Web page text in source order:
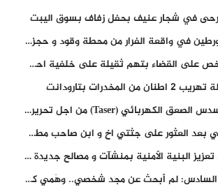
توقيف المتورطين في واقعة الفرار من محطة وقود و حجز السيارة
احالة 25 شخص على القضاء بتهم ثقيلة على خلفية احداث المناطق الشمالية
المخدرات بتارودانت
استعمال مسدس الصعق الكهربائي (Taser) من اجل تحرير شابة محتجزة
استنفار امني بعد العثور على جثتي اخ و ابن صاحب مطعم اسماك مشهور بطنجة
عيد العرش.. تعزيز البنية الأمنية بمنشآت و مصالح جديدة بكل من الحسيمة – فاس و الناظور
الملك محمد السادس: لم أبحث عن مجد شخصي.. وهَمي كرامة المغاربة